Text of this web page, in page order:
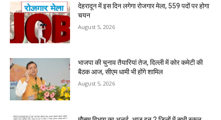
देहरादून में इस दिन लगेगा रोजगार मेला, 559 पदों पर होगा
चयन
August 5, 2026
भाजपा की चुनाव तैयारियां तेज, दिल्ली में कोर कमेटी की
बैठक आज, सीएम धामी भी होंगे शामिल
August 5, 2026